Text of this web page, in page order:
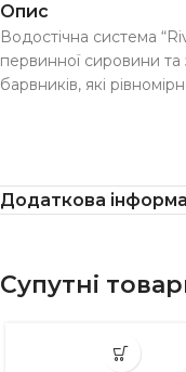
Опис
Водостічна система
первинної сировини
барвників, які
Додаткова
Супутні